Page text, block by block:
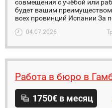
совмещения с учёбой или
будет вашим
всех провинций Испании За
04.07.2026
Работа в бюро в
1750€ в месяц